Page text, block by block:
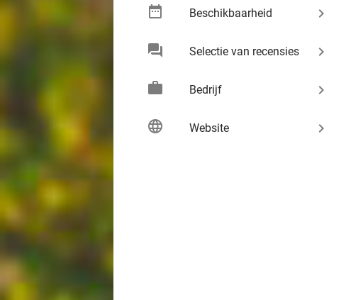
date_range Beschikbaarheid keyboard_arrow_right
chat Selectie van recensies keyboard_arrow_right
work Bedrijf keyboard_arrow_right
language Website keyboard_arrow_right